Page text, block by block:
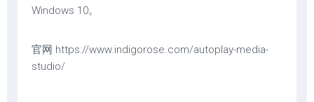
Windows 10。
官网 https://www.indigorose.com/autoplay-media-
studio/